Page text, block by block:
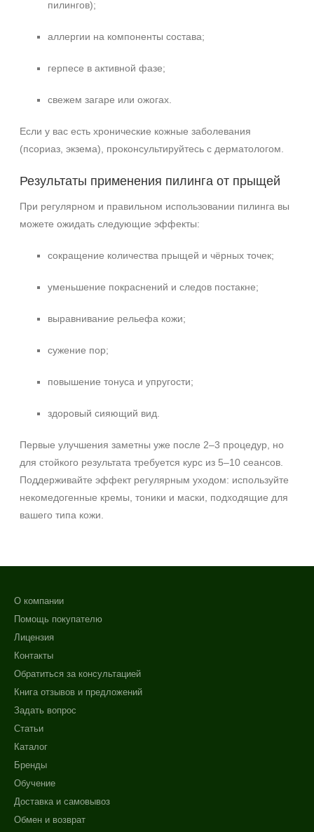
пилингов);
аллергии на компоненты состава;
герпесе в активной фазе;
свежем загаре или ожогах.
Если у вас есть хронические кожные заболевания
(псориаз, экзема), проконсультируйтесь с дерматологом.
Результаты применения пилинга от прыщей
При регулярном и правильном использовании пилинга вы
можете ожидать следующие эффекты:
сокращение количества прыщей и чёрных точек;
уменьшение покраснений и следов постакне;
выравнивание рельефа кожи;
сужение пор;
повышение тонуса и упругости;
здоровый сияющий вид.
Первые улучшения заметны уже после 2–3 процедур, но
для стойкого результата требуется курс из 5–10 сеансов.
Поддерживайте эффект регулярным уходом: используйте
некомедогенные кремы, тоники и маски, подходящие для
вашего типа кожи.
О компании
Помощь покупателю
Лицензия
Контакты
Обратиться за консультацией
Книга отзывов и предложений
Задать вопрос
Статьи
Каталог
Бренды
Обучение
Доставка и самовывоз
Обмен и возврат